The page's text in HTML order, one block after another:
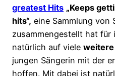
greatest Hits „Keeps
hits“, eine Sammlung von
zusammengestellt hat für
natürlich auf viele weitere
jungen Sängerin mit der
hoffen. Mit dabei ist